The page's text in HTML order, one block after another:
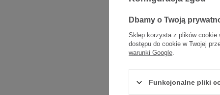
Dbamy o Twoją
Sklep korzysta z plików cookie
dostępu do cookie w Twojej
warunki Google
Funkcjonalne pliki